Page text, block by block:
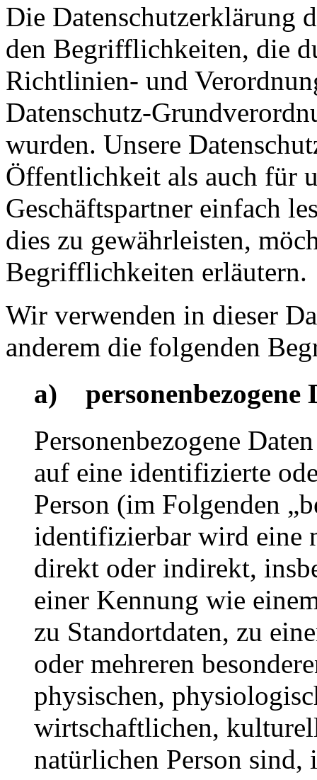
Die Datenschutzerklärung
den Begrifflichkeiten, die
Richtlinien- und
Datenschutz-
wurden. Unsere
Öffentlichkeit als auch für
Geschäftspartner einfach
dies zu gewährleisten,
Begrifflichkeiten erläutern.
Wir verwenden in dieser
anderem die folgenden
a) personenbezogene
Personenbezogene
auf eine identifizierte
Person (im Folgenden
identifizierbar wird eine
direkt oder indirekt,
einer Kennung wie
zu Standortdaten, zu
oder mehreren
physischen,
wirtschaftlichen,
natürlichen Person